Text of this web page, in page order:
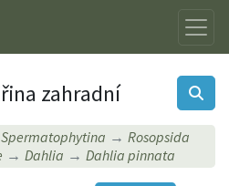
zahradní
Spermatophytina
Rosopsida
Dahlia Dahlia pinnata